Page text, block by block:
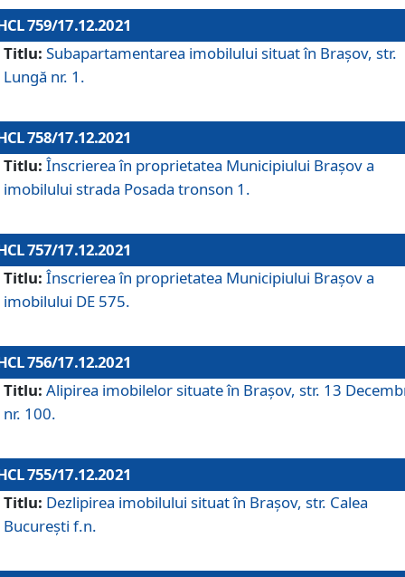
759/17.12.2021
Titlu: Subapartamentarea imobilului situat în Brașov, str.
Lungă nr. 1.
758/17.12.2021
Titlu: Înscrierea în proprietatea Municipiului Brașov a
imobilului strada Posada tronson 1.
757/17.12.2021
Titlu: Înscrierea în proprietatea Municipiului Brașov a
imobilului DE 575.
756/17.12.2021
Titlu: Alipirea imobilelor situate în Brașov, str. 13
nr. 100.
755/17.12.2021
Titlu: Dezlipirea imobilului situat în Brașov, str. Calea
București f.n.